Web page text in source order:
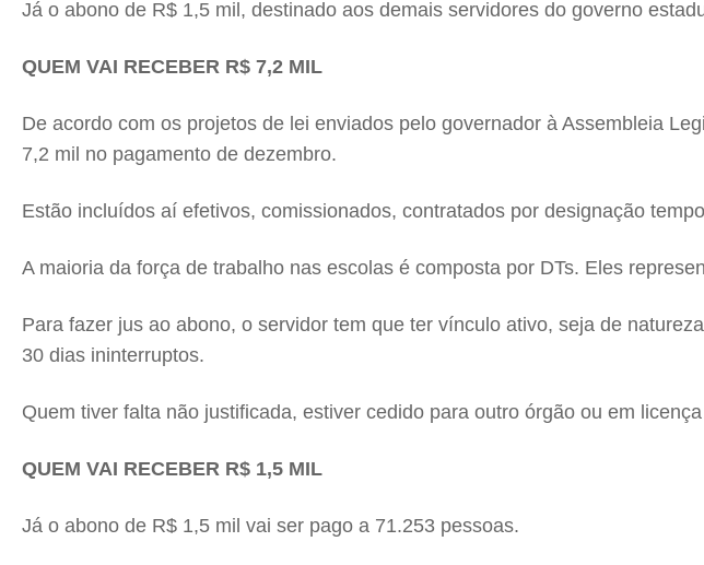
Já o abono de R$ 1,5 mil, destinado aos demais servidores do governo
QUEM VAI RECEBER R$ 7,2 MIL
De acordo com os projetos de lei enviados pelo governador à Assembleia
7,2 mil no pagamento de dezembro.
Estão incluídos aí efetivos, comissionados, contratados por designação
A maioria da força de trabalho nas escolas é composta por DTs. Eles
Para fazer jus ao abono, o servidor tem que ter vínculo ativo, seja de
30 dias ininterruptos.
Quem tiver falta não justificada, estiver cedido para outro órgão ou em
QUEM VAI RECEBER R$ 1,5 MIL
Já o abono de R$ 1,5 mil vai ser pago a 71.253 pessoas.